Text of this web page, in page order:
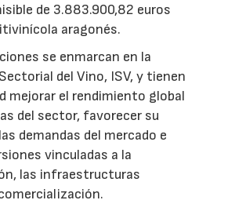
de 3.883.900,82 euros
aragonés.
se enmarcan en la
del Vino, ISV, y tienen
mejorar el rendimiento global
del sector, favorecer su
demandas del mercado e
vinculadas a la
las infraestructuras